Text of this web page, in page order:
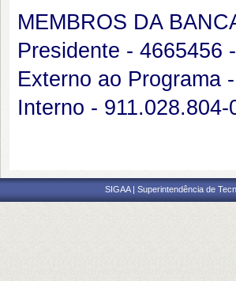
MEMBROS DA
Presidente - 4665456
Externo ao Programa
Interno -
SIGAA | Superintendência de